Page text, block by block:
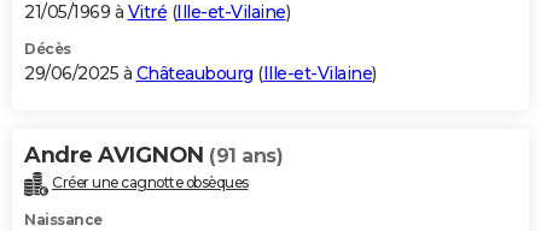
21/05/1969 à Vitré (Ille-et-Vilaine)
Décès
29/06/2025 à Châteaubourg (Ille-et-Vilaine)
Andre AVIGNON (91 ans)
Créer une cagnotte obsèques
Naissance